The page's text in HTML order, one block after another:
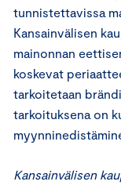
tunnistettavissa
Kansainvälisen
mainonnan
koskevat
tarkoitetaan
tarkoituksena on
Kansainvälisen